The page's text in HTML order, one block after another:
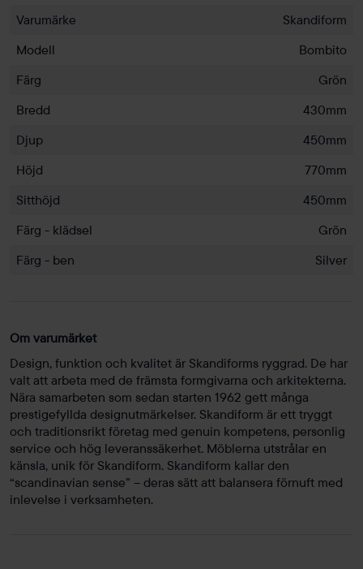
Varumärke
Skandiform
Modell
Bombito
Färg
Grön
Bredd
430mm
Djup
450mm
Höjd
770mm
Sitthöjd
450mm
Färg - klädsel
Grön
Färg - ben
Silver
Om varumärket
Design, funktion och kvalitet är Skandiforms ryggrad. De har
valt att arbeta med de främsta formgivarna och arkitekterna.
Nära samarbeten som sedan starten 1962 gett många
prestigefyllda designutmärkelser. Skandiform är ett tryggt
och traditionsrikt företag med genuin kompetens, personlig
service och hög leveranssäkerhet. Möblerna utstrålar en
känsla, unik för Skandiform. Skandiform kallar den
“scandinavian sense” – deras sätt att balansera förnuft med
inlevelse i verksamheten.